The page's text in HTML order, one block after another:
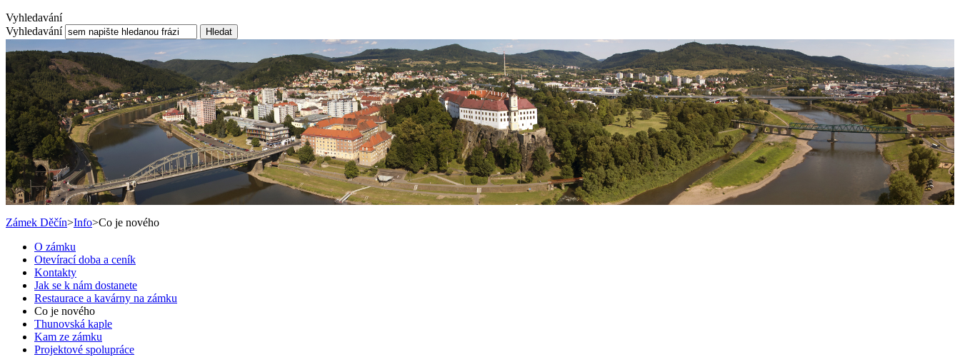
Vyhledavání
Vyhledavání
Hledat
Zámek Děčín>Info>Co je nového
O zámku
Otevírací doba a ceník
Kontakty
Jak se k nám dostanete
Restaurace a kavárny na zámku
Co je nového
Thunovská kaple
Kam ze zámku
Projektové spolupráce